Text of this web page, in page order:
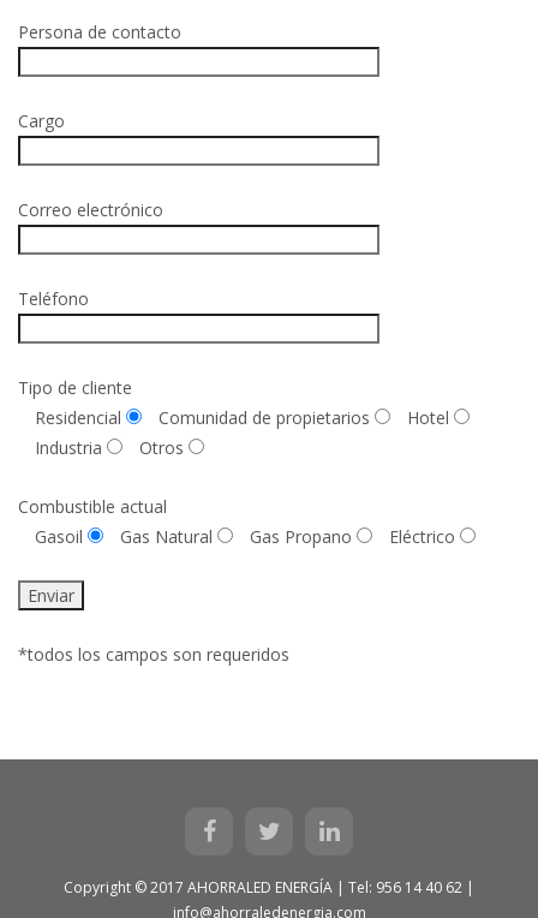
Persona de contacto
Cargo
Correo electrónico
Teléfono
Tipo de cliente
Residencial
Comunidad de propietarios
Hotel
Industria
Otros
Combustible actual
Gasoil
Gas Natural Gas Propano Eléctrico
*todos los campos son requeridos
Copyright © 2017 AHORRALED ENERGÍA | Tel: 956 14 40 62 |
info@ahorraledenergia.com